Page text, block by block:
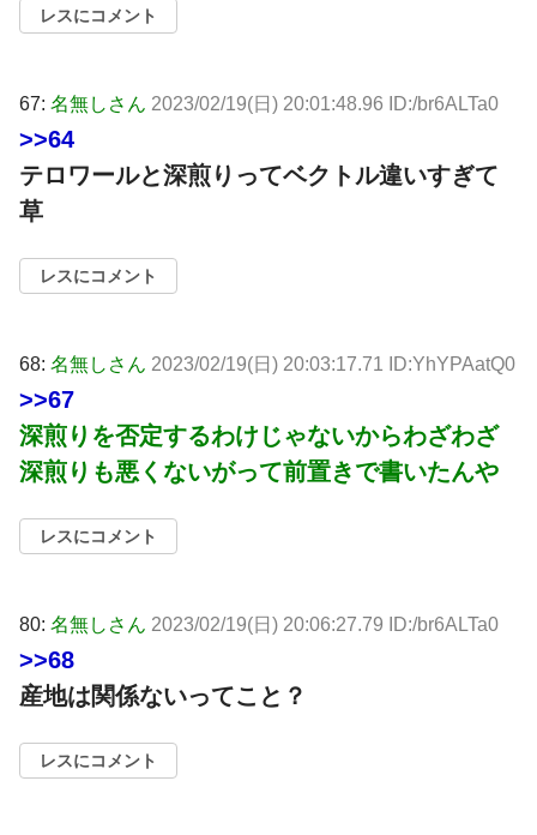
レスにコメント
67: 名無しさん 2023/02/19(日) 20:01:48.96 ID:/br6ALTa0
>>64
テロワールと深煎りってベクトル違いすぎて
草
レスにコメント
68: 名無しさん 2023/02/19(日) 20:03:17.71 ID:YhYPAatQ0
>>67
深煎りを否定するわけじゃないからわざわざ
深煎りも悪くないがって前置きで書いたんや
レスにコメント
80: 名無しさん 2023/02/19(日) 20:06:27.79 ID:/br6ALTa0
>>68
産地は関係ないってこと？
レスにコメント